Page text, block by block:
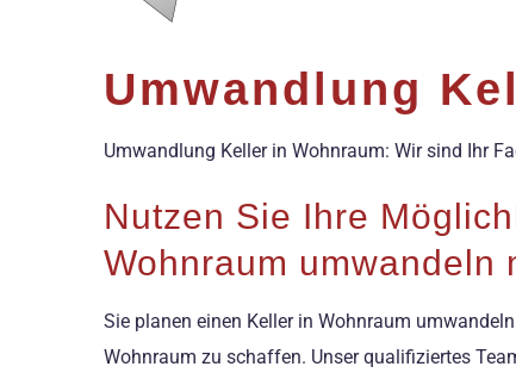
Umwandlung
Umwandlung Keller in Wohnraum: Wir sind Ihr
Nutzen Sie Ihre
Wohnraum umwandeln
Sie planen einen Keller in Wohnraum
Wohnraum zu schaffen. Unser qualifiziertes